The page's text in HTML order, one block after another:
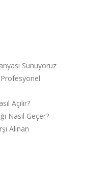
Sunuyoruz
Profesyonel
Açılır?
Nasıl Geçer?
Alınan